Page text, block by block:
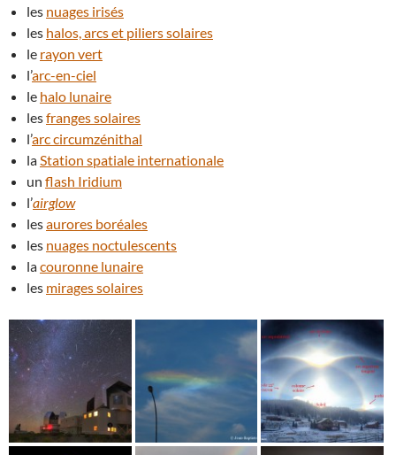
les nuages irisés
les halos, arcs et piliers solaires
le rayon vert
l’arc-en-ciel
le halo lunaire
lesfranges solaires
l’arc circumzénithal
laStation spatiale internationale
un flash Iridium
l’airglow
lesaurores boréales
les nuages noctulescents
lacouronne lunaire
les mirages solaires